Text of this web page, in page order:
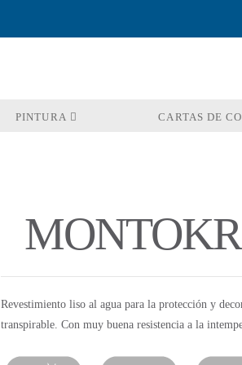
PINTURA CARTAS DE
Revestimiento liso al agua para la protección y
transpirable. Con muy buena resistencia a la